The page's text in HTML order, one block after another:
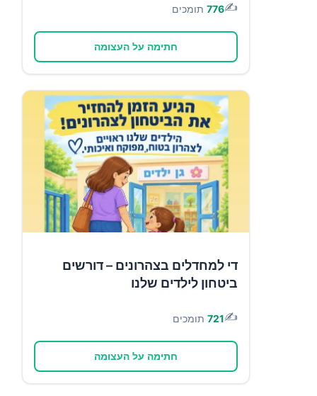
✍️
776 תומכים
חתימה על העצומה
די למחדלים בצהרונים – דורשים
ביטחון לילדים שלנו
✍️
721 תומכים
חתימה על העצומה